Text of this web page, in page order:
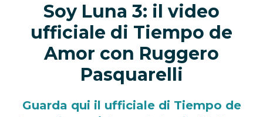
Soy Luna 3: il video
ufficiale di Tiempo de
Amor con Ruggero
Pasquarelli
Guarda qui il ufficiale di Tiempo de